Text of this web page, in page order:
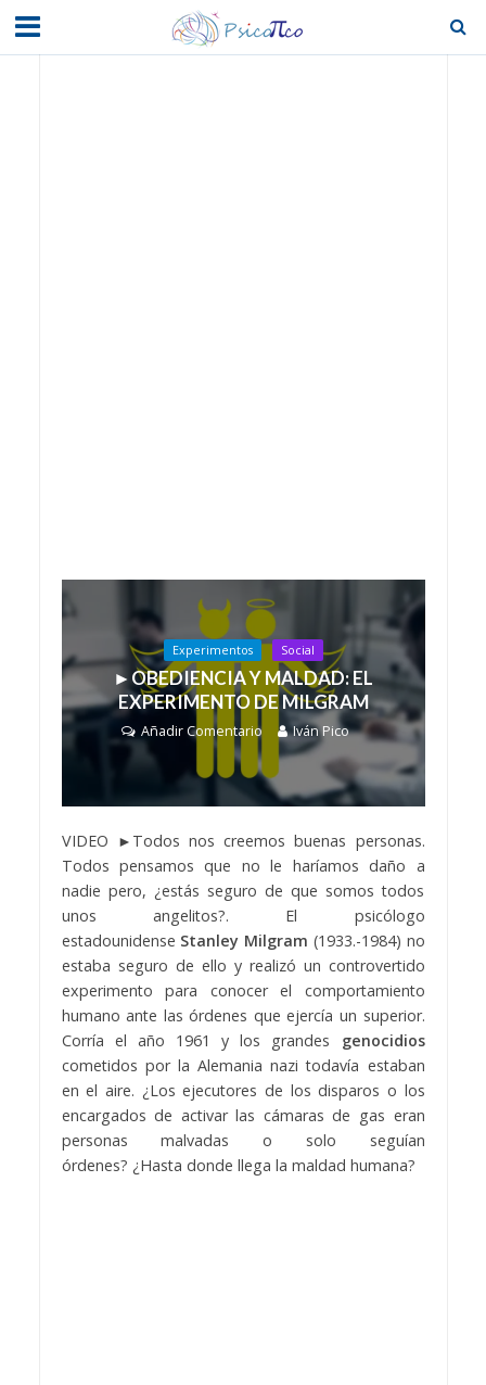
Experimentos Social
►OBEDIENCIA Y MALDAD: EL
EXPERIMENTO DE MILGRAM
Añadir Comentario Iván Pico
VIDEO ►Todos nos creemos buenas personas.
Todos pensamos que no le haríamos daño a
nadie pero, ¿estás seguro de que somos todos
unos angelitos?. El psicólogo
estadounidense Stanley Milgram (1933.-1984) no
estaba seguro de ello y realizó un controvertido
experimento para conocer el comportamiento
humano ante las órdenes que ejercía un superior.
Corría el año 1961 y los grandes genocidios
cometidos por la Alemania nazi todavía estaban
en el aire. ¿Los ejecutores de los disparos o los
encargados de activar las cámaras de gas eran
personas malvadas o solo seguían
órdenes? ¿Hasta donde llega la maldad humana?